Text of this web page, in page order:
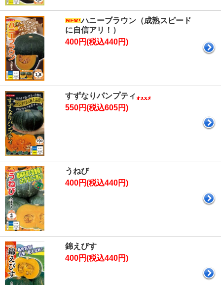
ハニーブラウン（成熟スピード
に自信アリ！）
400円(税込440円)
すずなりパンプティ
550円(税込605円)
うねび
400円(税込440円)
錦えびす
400円(税込440円)